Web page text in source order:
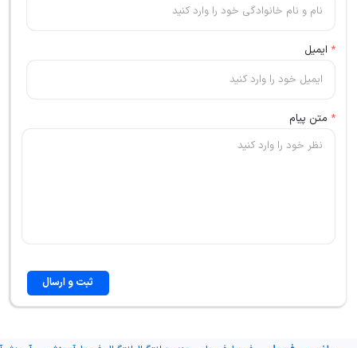
* ایمیل
* متن پیام
ثبت و ارسال